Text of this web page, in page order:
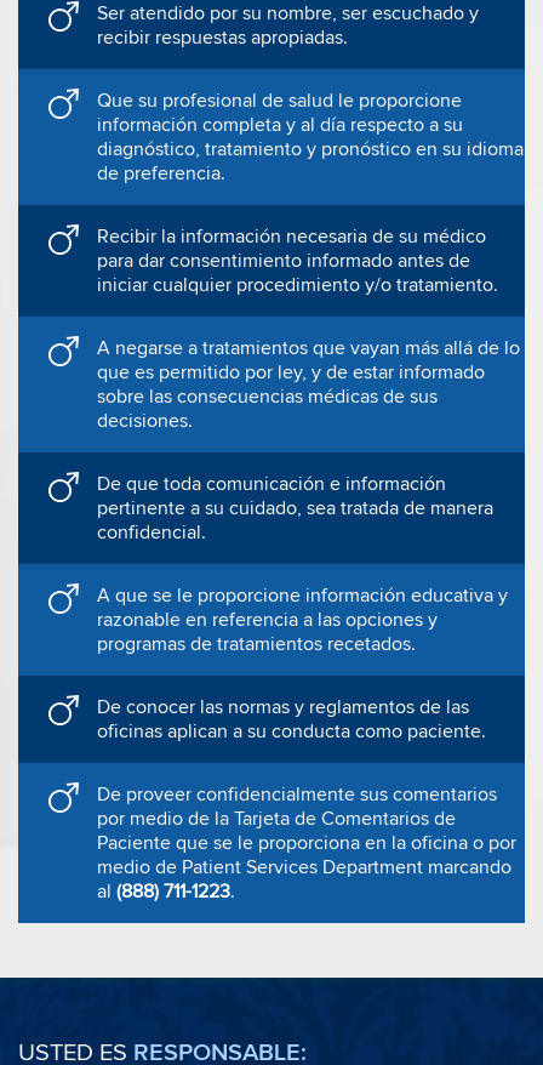
Ser atendido por su nombre, ser escuchado y
recibir respuestas apropiadas.
Que su profesional de salud le proporcione
información completa y al día respecto a su
diagnóstico, tratamiento y pronóstico en su idioma
de preferencia.
Recibir la información necesaria de su médico
para dar consentimiento informado antes de
iniciar cualquier procedimiento y/o tratamiento.
A negarse a tratamientos que vayan más allá de lo
que es permitido por ley, y de estar informado
sobre las consecuencias médicas de sus
decisiones.
De que toda comunicación e información
pertinente a su cuidado, sea tratada de manera
confidencial.
A que se le proporcione información educativa y
razonable en referencia a las opciones y
programas de tratamientos recetados.
De conocer las normas y reglamentos de las
oficinas aplican a su conducta como paciente.
De proveer confidencialmente sus comentarios
por medio de la Tarjeta de Comentarios de
Paciente que se le proporciona en la oficina o por
medio de Patient Services Department marcando
al (888) 711-1223.
USTED ES RESPONSABLE: